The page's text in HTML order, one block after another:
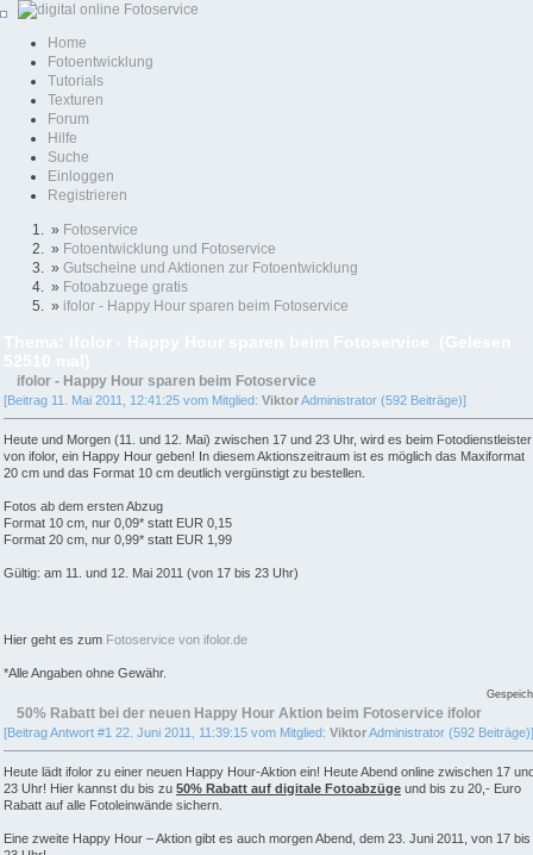
Home
Fotoentwicklung
Tutorials
Texturen
Forum
Hilfe
Suche
Einloggen
Registrieren
» Fotoservice
» Fotoentwicklung und Fotoservice
» Gutscheine und Aktionen zur Fotoentwicklung
» Fotoabzuege gratis
» ifolor - Happy Hour sparen beim Fotoservice
ifolor - Happy Hour sparen beim Fotoservice
[Beitrag 11. Mai 2011, 12:41:25 vom Mitglied: ViktorAdministrator (592 Beiträge)]
Heute und Morgen (11. und 12. Mai) zwischen 17 und 23 Uhr, wird es beim Fotodienstleister
von ifolor, ein Happy Hour geben! In diesem Aktionszeitraum ist es möglich das Maxiformat
20 cm und das Format 10 cm deutlich vergünstigt zu bestellen.
Fotos ab dem ersten Abzug
Format 10 cm, nur 0,09* statt EUR 0,15
Format 20 cm, nur 0,99* statt EUR 1,99
Gültig: am 11. und 12. Mai 2011 (von 17 bis 23 Uhr)
Hier geht es zum Fotoservice von ifolor.de
*Alle Angaben ohne Gewähr.
50% Rabatt bei der neuen Happy Hour Aktion beim Fotoservice ifolor
[Beitrag Antwort #1 22. Juni 2011, 11:39:15 vom Mitglied: ViktorAdministrator (592 Beiträge)]
Heute lädt ifolor zu einer neuen Happy Hour-Aktion ein! Heute Abend online zwischen 17
23 Uhr! Hier kannst du bis zu 50% Rabatt auf digitale Fotoabzüge und bis zu 20,- Euro
Rabatt auf alle Fotoleinwände sichern.
Eine zweite Happy Hour – Aktion gibt es auch morgen Abend, dem 23. Juni 2011, von 17 bis